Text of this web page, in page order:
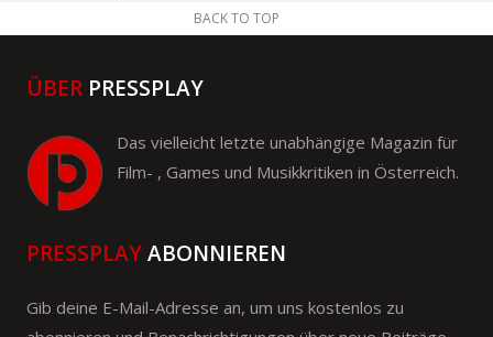
BACK TO TOP
ÜBER PRESSPLAY
Das vielleicht letzte unabhängige Magazin für
Film- , Games und Musikkritiken in Österreich.
PRESSPLAYABONNIEREN
Gib deine E-Mail-Adresse an, um uns kostenlos zu